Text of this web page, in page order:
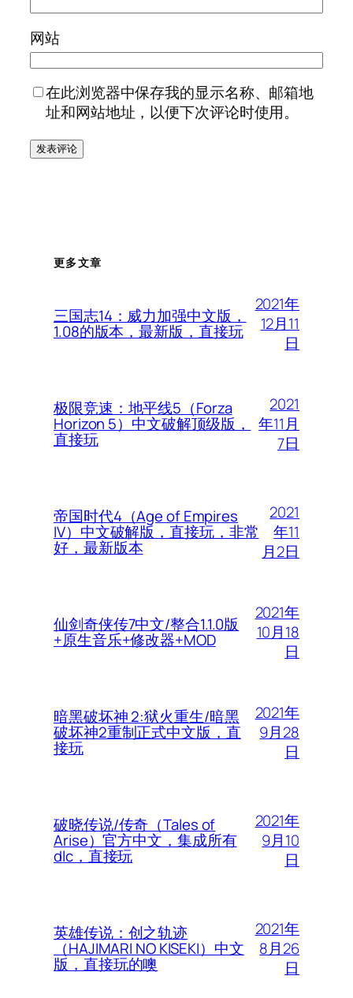
网站
在此浏览器中保存我的显示名称、邮箱地
址和网站地址，以便下次评论时使用。
更多文章
三国志14：威力加强中文版，
1.08的版本，最新版，直接玩
2021年
12月11
日
极限竞速：地平线5（Forza
Horizon 5）中文破解顶级版，
直接玩
2021
年11月
7日
帝国时代4（Age of Empires
IV）中文破解版，直接玩，非常
好，最新版本
2021
年11
月2日
仙剑奇侠传7中文/整合1.1.0版
+原生音乐+修改器+MOD
2021年
10月18
日
暗黑破坏神 2:狱火重生/暗黑
破坏神2重制正式中文版，直
接玩
2021年
9月28
日
破晓传说/传奇（Tales of
Arise）官方中文，集成所有
dlc，直接玩
2021年
9月10
日
英雄传说：创之轨迹
（HAJIMARI NO KISEKI）中文
版，直接玩的噢
2021年
8月26
日